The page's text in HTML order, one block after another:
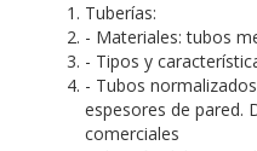
Tuberías:
- Materiales: tubos
- Tipos y
- Tubos
espesores de pared.
comerciales